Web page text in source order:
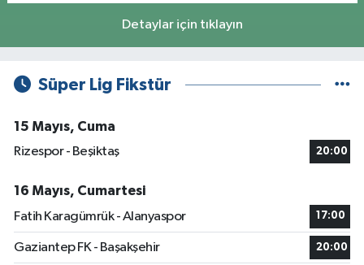
Detaylar için tıklayın
Süper Lig Fikstür
15 Mayıs, Cuma
Rizespor - Beşiktaş
20:00
16 Mayıs, Cumartesi
Fatih Karagümrük - Alanyaspor
17:00
Gaziantep FK - Başakşehir 20:00